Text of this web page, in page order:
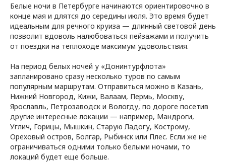
Белые ночи в Петербурге начинаются ориентировочно в
конце мая и длятся до середины июля. Это время будет
идеальным для речного круиза — длинный световой день
позволит вдоволь налюбоваться пейзажами и получить
от поездки на теплоходе максимум удовольствия.
На период белых ночей у «Донинтурфлота»
запланировано сразу несколько туров по самым
популярным маршрутам. Отправиться можно в Казань,
Нижний Новгород, Кижи, Валаам, Пермь, Москву,
Ярославль, Петрозаводск и Вологду, по дороге посетив
другие интересные локации — например, Мандроги,
Углич, Горицы, Мышкин, Старую Ладогу, Кострому,
Ореховый остров, Болгар, Рыбинск или Плес. Если же не
ограничиваться одними только белыми ночами, то
локаций будет еще больше.